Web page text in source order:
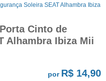
Soleira SEAT Alhambra Ibiza
Cinto de
Alhambra Ibiza Mii
por R$ 14,90